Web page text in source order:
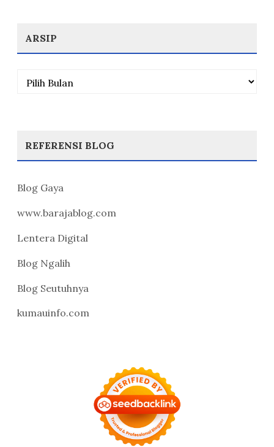
ARSIP
Arsip
REFERENSI BLOG
Blog Gaya
www.barajablog.com
Lentera Digital
Blog Ngalih
Blog Seutuhnya
kumauinfo.com